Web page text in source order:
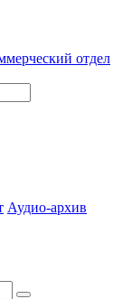
отдел
Аудио-архив